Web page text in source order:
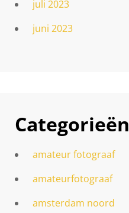
juli 2023
juni 2023
Categorieën
amateur fotograaf
amateurfotograaf
amsterdam noord